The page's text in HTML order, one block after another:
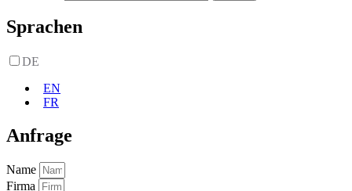
Sprachen
DE
EN
FR
Anfrage
Name
Firma